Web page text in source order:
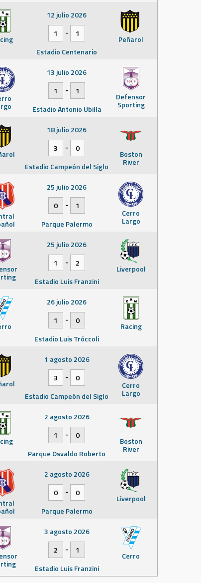
Peñarol
12 julio 2026
1
-
1
Estadio Centenario
Defensor
Sporting
13 julio 2026
1
-
1
Estadio Antonio Ubilla
Boston
River
18 julio 2026
3
-
0
Estadio Campeón del Siglo
Cerro
Largo
25 julio 2026
0
-
1
Parque Palermo
Liverpool
25 julio 2026
1
-
2
Estadio Luis Franzini
Racing
26 julio 2026
1
-
0
Estadio Luis Tróccoli
Cerro
Largo
1 agosto 2026
3
-
0
Estadio Campeón del Siglo
Boston
River
2 agosto 2026
1
-
0
Parque Osvaldo Roberto
Liverpool
2 agosto 2026
0
-
0
Parque Palermo
Cerro
3 agosto 2026
2
-
1
Estadio Luis Franzini